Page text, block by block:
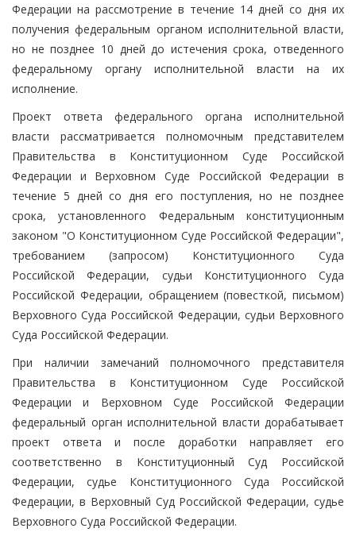
Федерации на рассмотрение в течение 14 дней со дня их
получения федеральным органом исполнительной власти,
но не позднее 10 дней до истечения срока, отведенного
федеральному органу исполнительной власти на их
исполнение.
Проект ответа федерального органа исполнительной
власти рассматривается полномочным представителем
Правительства в Конституционном Суде Российской
Федерации и Верховном Суде Российской Федерации в
течение 5 дней со дня его поступления, но не позднее
срока, установленного Федеральным конституционным
законом "О Конституционном Суде Российской Федерации",
требованием (запросом) Конституционного Суда
Российской Федерации, судьи Конституционного Суда
Российской Федерации, обращением (повесткой, письмом)
Верховного Суда Российской Федерации, судьи Верховного
Суда Российской Федерации.
При наличии замечаний полномочного представителя
Правительства в Конституционном Суде Российской
Федерации и Верховном Суде Российской Федерации
федеральный орган исполнительной власти дорабатывает
проект ответа и после доработки направляет его
соответственно в Конституционный Суд Российской
Федерации, судье Конституционного Суда Российской
Федерации, в Верховный Суд Российской Федерации, судье
Верховного Суда Российской Федерации.